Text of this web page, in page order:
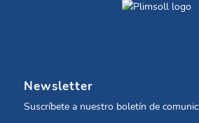
Newsletter
Suscríbete a nuestro boletín de